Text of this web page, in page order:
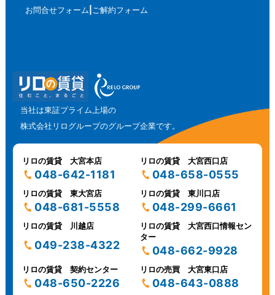
お問合せフォーム ご解約フォーム
当社は東証プライム上場の
株式会社リログループのグループ企業です。
リロの賃貸 大宮本店
048-642-1181
リロの賃貸 大宮西口店
048-658-0555
リロの賃貸 東大宮店
048-681-5558
リロの賃貸 東川口店
048-299-6661
リロの賃貸 川越店
049-238-4322
リロの賃貸 大宮西口情報セン
ター
048-662-9928
リロの賃貸 契約センター
048-650-2226
リロの売買 大宮東口店
048-643-0888